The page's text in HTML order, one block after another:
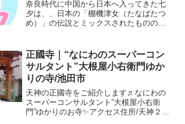
奈良時代に中国から日本へ入ってきた七
夕は、、日本の「棚機津女（たなばたつ
め）」の伝説とミックスされたもののよ
神の着物を織っていた織姫と、牛飼いの
彦星が結婚するけど遊んで...
正國寺｜“なにわのスーパーコン
サルタント”大根屋小右衛門ゆか
りの寺/池田市
天神の正國寺をご紹介します♬なにわの
スーパーコンサルタント”大根屋小右衛
門”ゆかりのお寺✨アクセス住所/天神２－